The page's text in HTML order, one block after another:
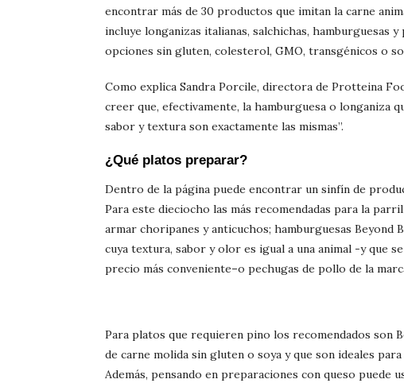
encontrar más de 30 productos que imitan la carne
incluye longanizas italianas, salchichas, hamburguesas
opciones sin gluten, colesterol, GMO, transgénicos o
Como explica Sandra Porcile, directora de Protteina
creer que, efectivamente, la hamburguesa o longaniza
sabor y textura son exactamente las mismas”.
¿Qué platos preparar?
Dentro de la página puede encontrar un sinfín de
Para este dieciocho las más recomendadas para la
armar choripanes y anticuchos; hamburguesas Beyond
cuya textura, sabor y olor es igual a una animal -y que
precio más conveniente–o pechugas de pollo de la
Para platos que requieren pino los recomendados son
de carne molida sin gluten o soya y que son ideales
Además, pensando en preparaciones con queso puede